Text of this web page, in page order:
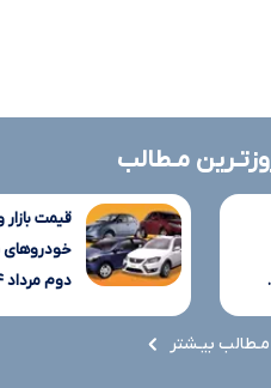
مـطالب
قیمت بازار
خودروهای
دوم مرداد ۱۴...
مـطالب بیـشتر